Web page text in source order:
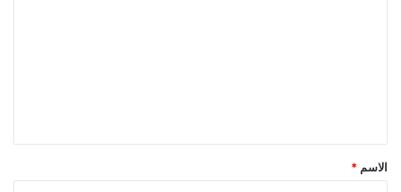
*
الاسم *